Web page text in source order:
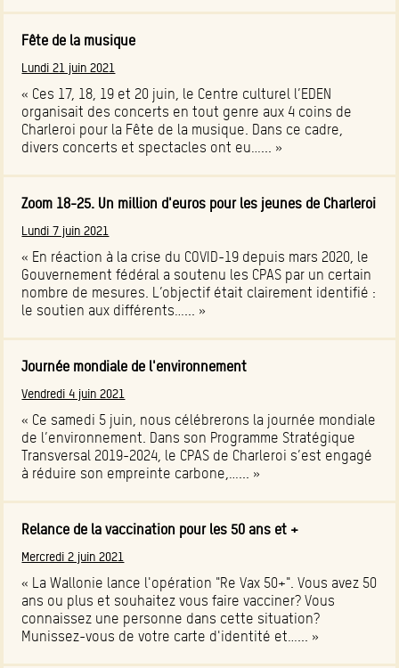
Fête de la musique
Lundi 21 juin 2021
« Ces 17, 18, 19 et 20 juin, le Centre culturel l’EDEN
organisait des concerts en tout genre aux 4 coins de
Charleroi pour la Fête de la musique. Dans ce cadre,
divers concerts et spectacles ont eu…... »
Zoom 18-25. Un million d'euros pour les jeunes de Charleroi
Lundi 7 juin 2021
« En réaction à la crise du COVID-19 depuis mars 2020, le
Gouvernement fédéral a soutenu les CPAS par un certain
nombre de mesures. L’objectif était clairement identifié :
le soutien aux différents…... »
Journée mondiale de l'environnement
Vendredi 4 juin 2021
« Ce samedi 5 juin, nous célébrerons la journée mondiale
de l’environnement. Dans son Programme Stratégique
Transversal 2019-2024, le CPAS de Charleroi s’est engagé
à réduire son empreinte carbone,…... »
Relance de la vaccination pour les 50 ans et +
Mercredi 2 juin 2021
« La Wallonie lance l'opération "Re Vax 50+". Vous avez 50
ans ou plus et souhaitez vous faire vacciner? Vous
connaissez une personne dans cette situation?
Munissez-vous de votre carte d'identité et…... »